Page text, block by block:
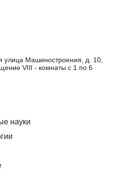
улица Машиностроения, д. 10,
VIII - комнаты с 1 по 6
науки